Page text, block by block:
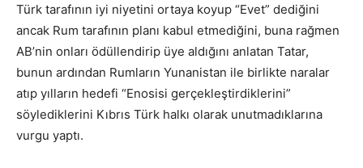
Türk tarafının iyi niyetini ortaya koyup “Evet” dediğini
ancak Rum tarafının planı kabul etmediğini, buna rağmen
AB’nin onları ödüllendirip üye aldığını anlatan Tatar,
bunun ardından Rumların Yunanistan ile birlikte naralar
atıp yılların hedefi “Enosisi gerçekleştirdiklerini”
söylediklerini Kıbrıs Türk halkı olarak unutmadıklarına
vurgu yaptı.